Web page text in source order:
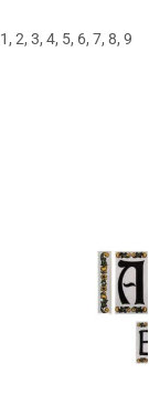
2, 3, 4, 5, 6, 7, 8, 9